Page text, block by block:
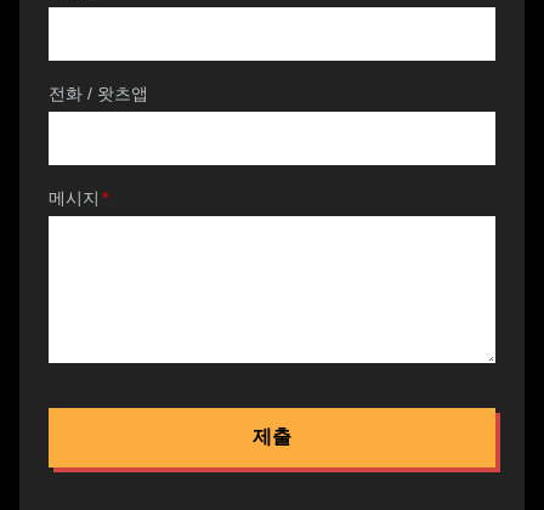
전화 / 왓츠앱
메시지 *
제출